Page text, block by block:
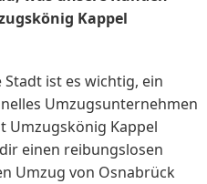
Kappel
ist es wichtig, ein
Umzugsunternehmen
Umzugskönig Kappel
einen reibungslosen
Umzug von Osnabrück